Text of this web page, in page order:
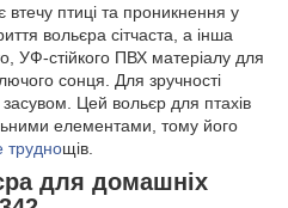
птиці та проникнення у
вольєра сітчаста, а інша
УФ-стійкого ПВХ матеріалу для
сонця. Для зручності
засувом. Цей вольєр для птахів
елементами, тому його
труднощів.
для домашніх